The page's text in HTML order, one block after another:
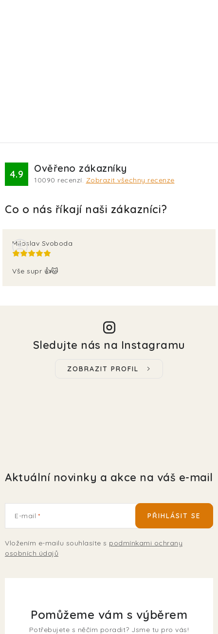
4.9 Ověřeno zákazníky
10090 recenzí. Zobrazit všechny recenze
Miloslav Svoboda
Vše supr 👍🐱
Sledujte nás na Instagramu
ZOBRAZIT PROFIL
Aktuální novinky a akce na váš e-mail
E-mail
Vložením e-mailu souhlasíte s podmínkami ochrany
osobních údajů
PŘIHLÁSIT SE
Pomůžeme vám s výběrem
Potřebujete s něčím poradit? Jsme tu pro vás!